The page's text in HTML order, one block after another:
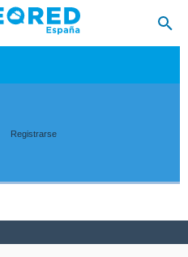
Registrarse